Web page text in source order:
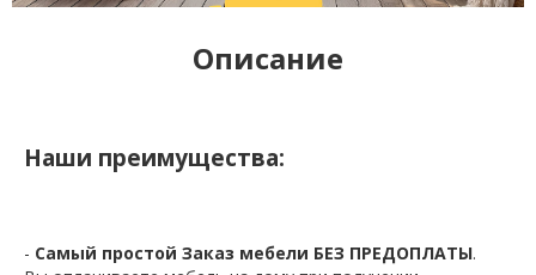
Описание
Наши преимущества:
- Самый простой Заказ мебели БЕЗ ПРЕДОПЛАТЫ.